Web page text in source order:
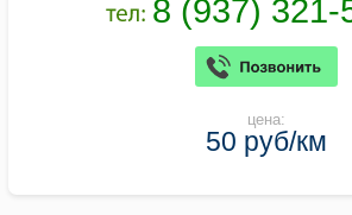
цена:
50 руб/км